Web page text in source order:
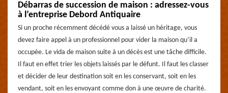
Débarras de succession de maison : adressez-vous
à l’entreprise Debord Antiquaire
Si un proche récemment décédé vous a laissé un héritage, vous
devez faire appel à un professionnel pour vider la maison qu’il a
occupée. Le vida de maison suite à un décès est une tâche difficile.
Il faut en effet trier les objets laissés par le défunt. Il faut les classer
et décider de leur destination soit en les conservant, soit en les
vendant, soit en les envoyant comme don à une œuvre de charité.